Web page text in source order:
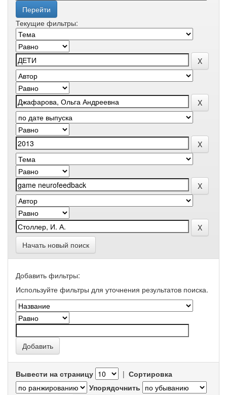
Текущие фильтры:
Начать новый поиск
Добавить фильтры:
Используйте фильтры для уточнения результатов поиска.
Вывести на страницу | Сортировка
Упорядочнить